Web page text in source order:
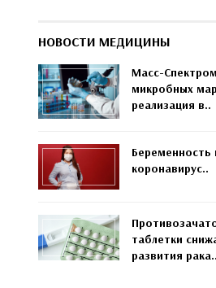
НОВОСТИ МЕДИЦИНЫ
Масс-
микробных
реализация в..
Беременность
коронавирус..
таблетки
развития рака..